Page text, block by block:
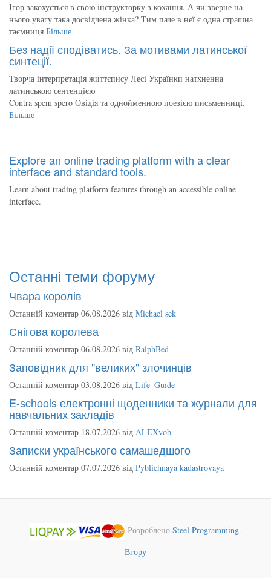
Ігор закохується в свою інструкторку з кохання. А чи зверне на
нього увагу така досвідчена жінка? Тим паче в неї є одна страшна
таємниця Більше
Без надії сподіватись. За мотивами латинської
синтеції.
Творча інтерпретація життєпису Лесі Українки натхненна
латинською сентенцією
Contra spem spero Овідія та однойменною поезією письменниці.
Більше
Explore an online trading platform with a clear
interface and standard tools.
Learn about trading platform features through an accessible online
interface.
Останні теми форуму
Чвара королів
Останній коментар 06.08.2026 від Michael sek
Снігова королева
Останній коментар 06.08.2026 від RalphBed
Заповідник для "великих" злочинців
Останній коментар 03.08.2026 від Life_Guide
E-schools електронні щоденники та журнали для
навчальних закладів
Останній коментар 18.07.2026 від ALEXvob
Записки українського самашедшого
Останній коментар 07.07.2026 від Pyblichnaya kadastrovaya
Розроблено Steel Programming.
Вгору